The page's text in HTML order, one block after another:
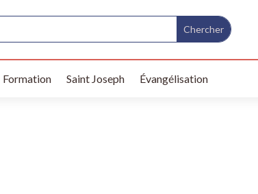
Formation Saint Joseph Évangélisation